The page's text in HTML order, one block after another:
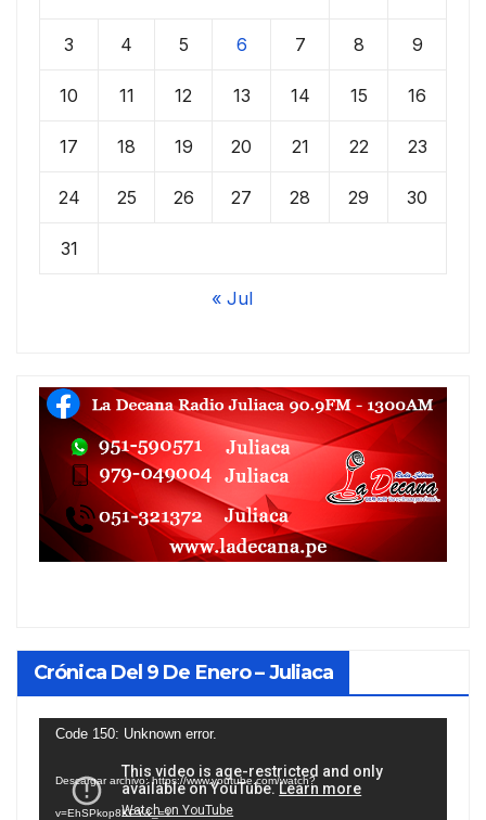
3 4 5 6 7 8 9
10 11 12 13 14 15 16
17 18 19 20 21 22 23
24 25 26 27 28 29 30
31
« Jul
Crónica Del 9 De Enero – Juliaca
Reproductor
vídeo
Code 150: Unknown error.
Descargar archivo: https://www.youtube.com/watch?
v=EhSPkop8KPY&_=1